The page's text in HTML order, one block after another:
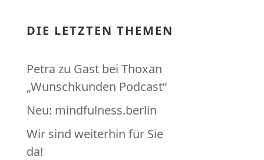
DIE LETZTEN THEMEN
Petra zu Gast bei Thoxan
„Wunschkunden Podcast“
Neu: mindfulness.berlin
Wir sind weiterhin für Sie
da!